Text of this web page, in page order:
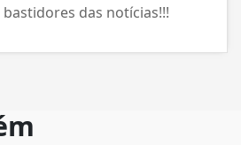
das notícias!!!